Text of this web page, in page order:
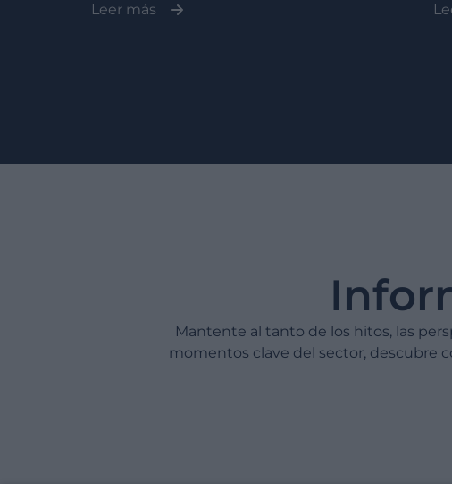
Leer más
Mantente al tanto de los hitos, las
momentos clave del sector, descubre